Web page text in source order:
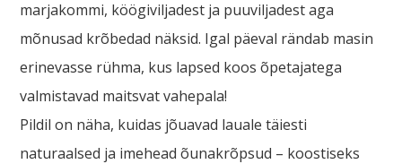
marjakommi, köögiviljadest ja puuviljadest aga
mõnusad krõbedad näksid. Igal päeval rändab masin
erinevasse rühma, kus lapsed koos õpetajatega
valmistavad maitsvat vahepala!
Pildil on näha, kuidas jõuavad lauale täiesti
naturaalsed ja imehead õunakrõpsud – koostiseks